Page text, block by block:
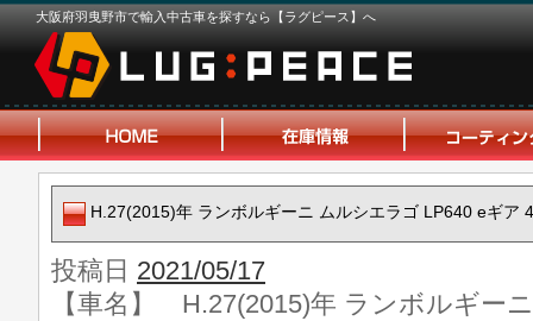
大阪府羽曳野市で輸入中古車を探すなら【ラグピース】へ
H.27(2015)年 ランボルギーニ ムルシエラゴ LP640 eギア
投稿日 2021/05/17
【車名】 H.27(2015)年 ランボルギー